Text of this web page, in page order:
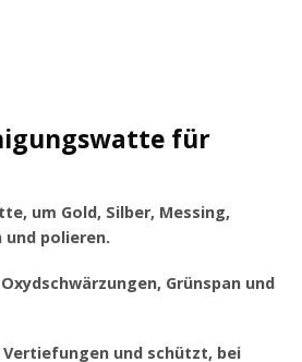
für
um Gold, Silber, Messing,
und polieren.
Grünspan und
und schützt, bei